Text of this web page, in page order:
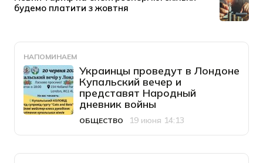
НАПОМИНАЕМ
Украинцы проведут в Лондоне
Купальский вечер и
представят Народный
дневник войны
Категория
ОБЩЕСТВО
Дата публикации
19 июня 14:13